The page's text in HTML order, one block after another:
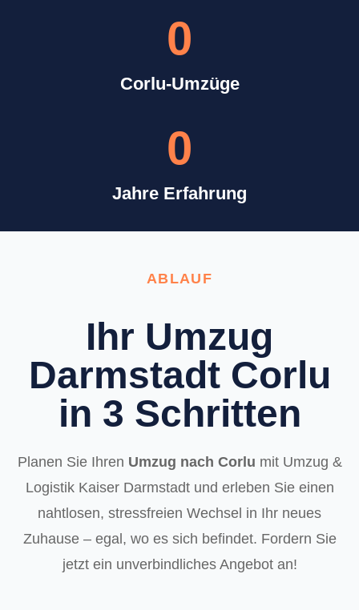
Corlu-Umzüge
0
Jahre Erfahrung
0
ABLAUF
Ihr Umzug
Darmstadt Corlu
in 3 Schritten
Planen Sie Ihren Umzug nach Corlu mit Umzug &
Logistik Kaiser Darmstadt und erleben Sie einen
nahtlosen, stressfreien Wechsel in Ihr neues
Zuhause – egal, wo es sich befindet. Fordern Sie
jetzt ein unverbindliches Angebot an!